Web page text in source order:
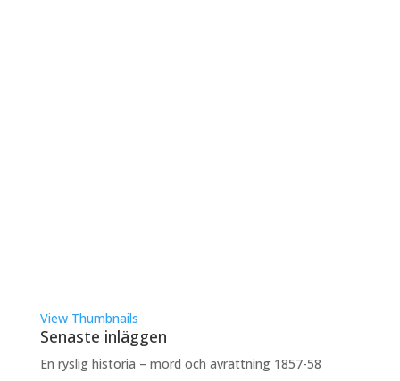
View Thumbnails
Senaste inläggen
En ryslig historia – mord och avrättning 1857-58